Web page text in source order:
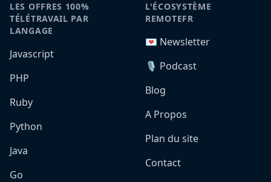
LES OFFRES 100%
TÉLÉTRAVAIL PAR
LANGAGE
Javascript
PHP
Ruby
Python
Java
Go
L'ÉCOSYSTÈME
REMOTEFR
💌 Newsletter
🎙️ Podcast
Blog
A Propos
Plan du site
Contact